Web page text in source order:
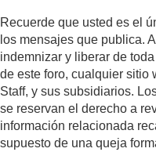
Recuerde que usted es el
los mensajes que publica.
indemnizar y liberar de
de este foro, cualquier sitio
Staff, y sus subsidiarios.
se reservan el derecho a
información relacionada
supuesto de una queja